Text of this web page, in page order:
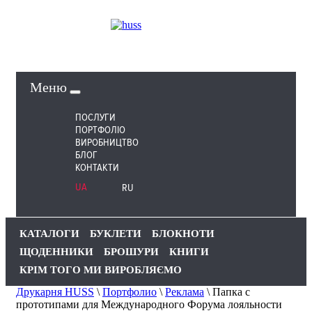
Меню
ПОСЛУГИ
ПОРТФОЛІО
ВИРОБНИЦТВО
БЛОГ
КОНТАКТИ
UA
RU
КАТАЛОГИ БУКЛЕТИ
БЛОКНОТИ
ЩОДЕННИКИ
БРОШУРИ
КНИГИ
КРІМ ТОГО МИ ВИРОБЛЯЄМО
Друкарня HUSS \ Портфолио \ Реклама \ Папка с
прототипами для Международного Форума лояльности